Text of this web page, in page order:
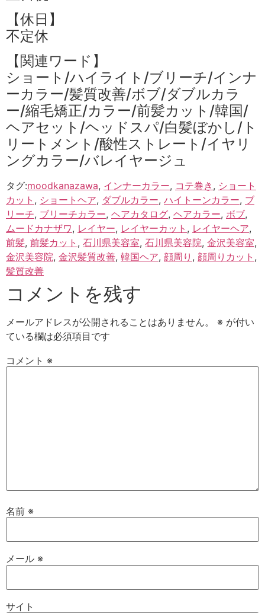
【休日】
不定休
【関連ワード】
ショート/ハイライト/ブリーチ/インナ
ーカラー/髪質改善/ボブ/ダブルカラ
ー/縮毛矯正/カラー/前髪カット/韓国/
ヘアセット/ヘッドスパ/白髪ぼかし/ト
リートメント/酸性ストレート/イヤリ
ングカラー/バレイヤージュ
タグ:moodkanazawa, インナーカラー, コテ巻き , ショート
カット , ショートヘア, ダブルカラー, ハイトーンカラー, ブ
リーチ, ブリーチカラー, ヘアカタログ, ヘアカラー, ボブ,
ムードカナザワ, レイヤー, レイヤーカット , レイヤーヘア,
前髪, 前髪カット , 石川県美容室, 石川県美容院, 金沢美容室,
金沢美容院, 金沢髪質改善, 韓国ヘア, 顔周り , 顔周りカット ,
髪質改善
コメントを残す
メールアドレスが公開されることはありません。 ※ が付い
ている欄は必須項目です
コメント ※
名前 ※
メール ※
サイト